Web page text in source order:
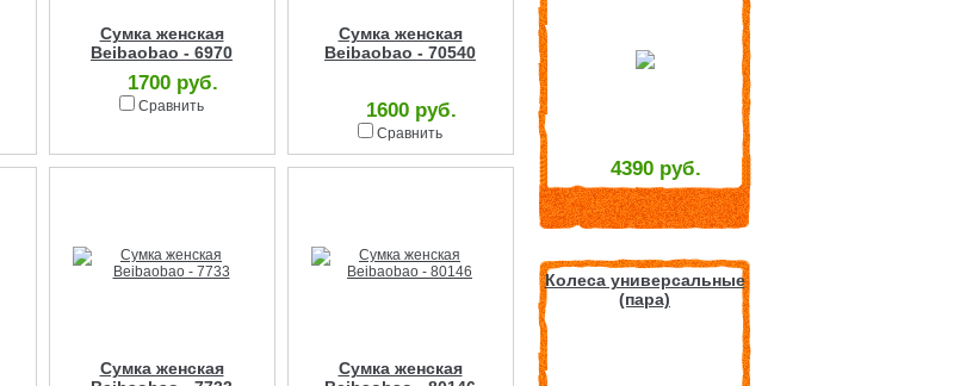
Сумка женская
Beibaobao - 6970
1700 руб.
Сравнить
Сумка женская
Beibaobao - 70540
1600 руб.
Сравнить
Сумка женская
Сумка женская
4390 руб.
Колеса универсальные
(пара)